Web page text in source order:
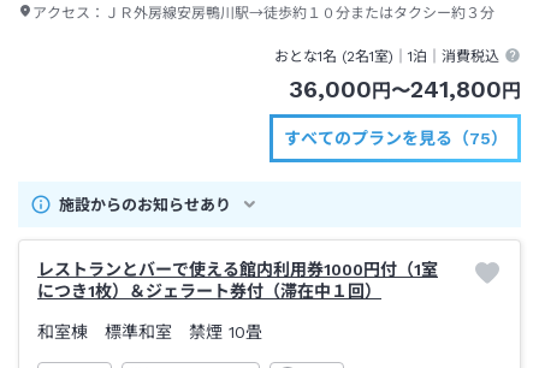
アクセス： ＪＲ外房線安房鴨川駅→徒歩約１０分またはタクシー約３分
おとな1名 (2名1室)｜1泊 ｜消費税込
36,000 円 〜241,800 円
すべてのプランを見る（75）
施設からのお知らせあり
レストランとバーで使える館内利用券1000円付（1室
につき1枚）＆ジェラート券付（滞在中１回）
和室棟 標準和室 禁煙 10畳